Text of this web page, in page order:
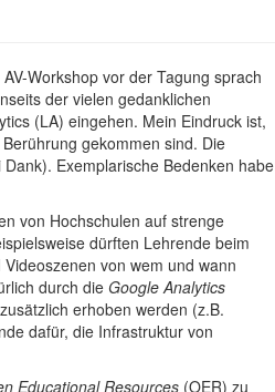
Workshop vor der Tagung sprach
der vielen gedanklichen
(LA) eingehen. Mein Eindruck ist,
gekommen sind. Die
Exemplarische Bedenken habe
von Hochschulen auf strenge
dürften Lehrende beim
von wem und wann
durch die Google Analytics
erhoben werden (z.B.
dafür, die Infrastruktur von
Educational Resources (OER) zu